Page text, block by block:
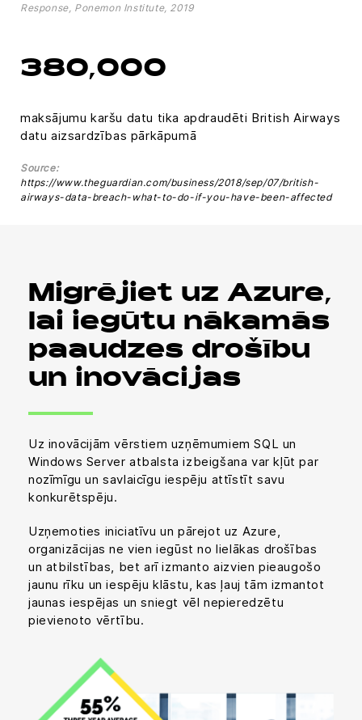
Response, Ponemon Institute, 2019
380,000
maksājumu karšu datu tika apdraudēti British Airways
datu aizsardzības pārkāpumā
Source:
https://www.theguardian.com/business/2018/sep/07/british-
airways-data-breach-what-to-do-if-you-have-been-affected
Migrējiet uz Azure,
lai iegūtu nākamās
paaudzes drošību
un inovācijas
Uz inovācijām vērstiem uzņēmumiem SQL un
Windows Server atbalsta izbeigšana var kļūt par
nozīmīgu un savlaicīgu iespēju attīstīt savu
konkurētspēju.
Uzņemoties iniciatīvu un pārejot uz Azure,
organizācijas ne vien iegūst no lielākas drošības
un atbilstības, bet arī izmanto aizvien pieaugošo
jaunu rīku un iespēju klāstu, kas ļauj tām izmantot
jaunas iespējas un sniegt vēl nepieredzētu
pievienoto vērtību.